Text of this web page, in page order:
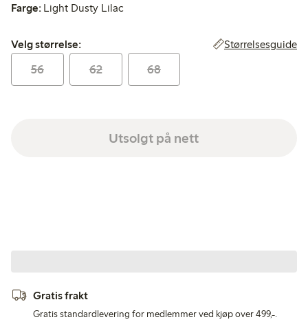
Farge: Light Dusty Lilac
Velg størrelse:
Velg størrelse: Størrelsesguide
56 62 68
Utsolgt på nett
Gratis frakt
Gratis standardlevering for medlemmer ved kjøp over 499,-.